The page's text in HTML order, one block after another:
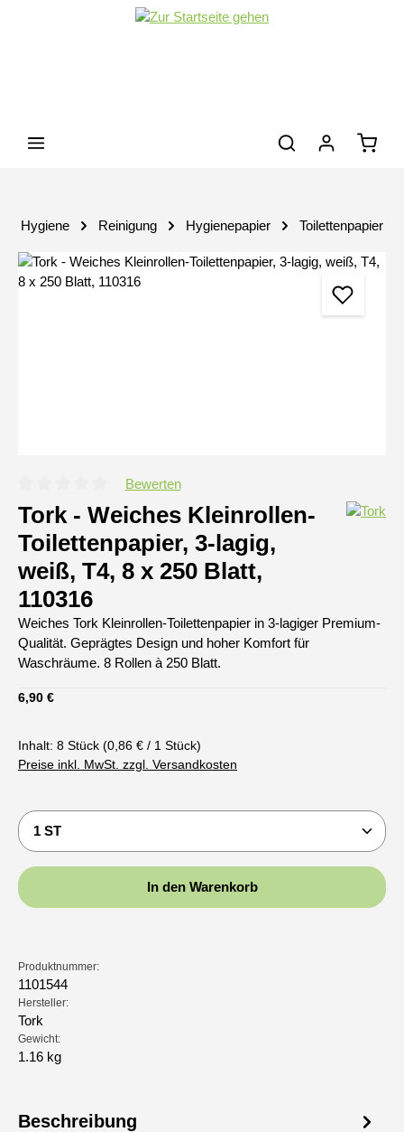
Zum Hauptinhalt springen
Hygiene Reinigung Hygienepapier Toilettenpapier
Bildergalerie überspringen
Bewerten
Tork - Weiches Kleinrollen-
Toilettenpapier, 3-lagig,
weiß, T4, 8 x 250 Blatt,
110316
Weiches Tork Kleinrollen-Toilettenpapier in 3-lagiger Premium-
Qualität. Geprägtes Design und hoher Komfort für
Waschräume. 8 Rollen à 250 Blatt.
Regulärer Preis:
6,90 €
Inhalt: 8 Stück (0,86 € / 1 Stück)
Preise inkl. MwSt. zzgl. Versandkosten
Produkt Anzahl: Gib den gewünschten Wert ein
In den Warenkorb
Produktnummer:
1101544
Hersteller:
Tork
Gewicht:
1.16 kg
Beschreibung